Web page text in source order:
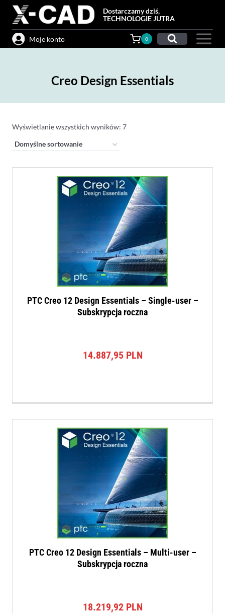
Przejdź
treści
Dostarczamy dziś,
TECHNOLOGIE JUTRA
Moje konto 0
Creo Design Essentials
Wyświetlanie wszystkich wyników: 7
PTC Creo 12 Design Essentials – Single-user –
Subskrypcja roczna
14.887,95 PLN
PTC Creo 12 Design Essentials – Multi-user –
Subskrypcja roczna
18.219,92 PLN